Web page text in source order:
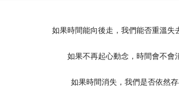
Shipping Method如果時間能向後走，我們能否重溫失
如果不再起心動念，時間會不會
如果時間消失，我們是否依然存